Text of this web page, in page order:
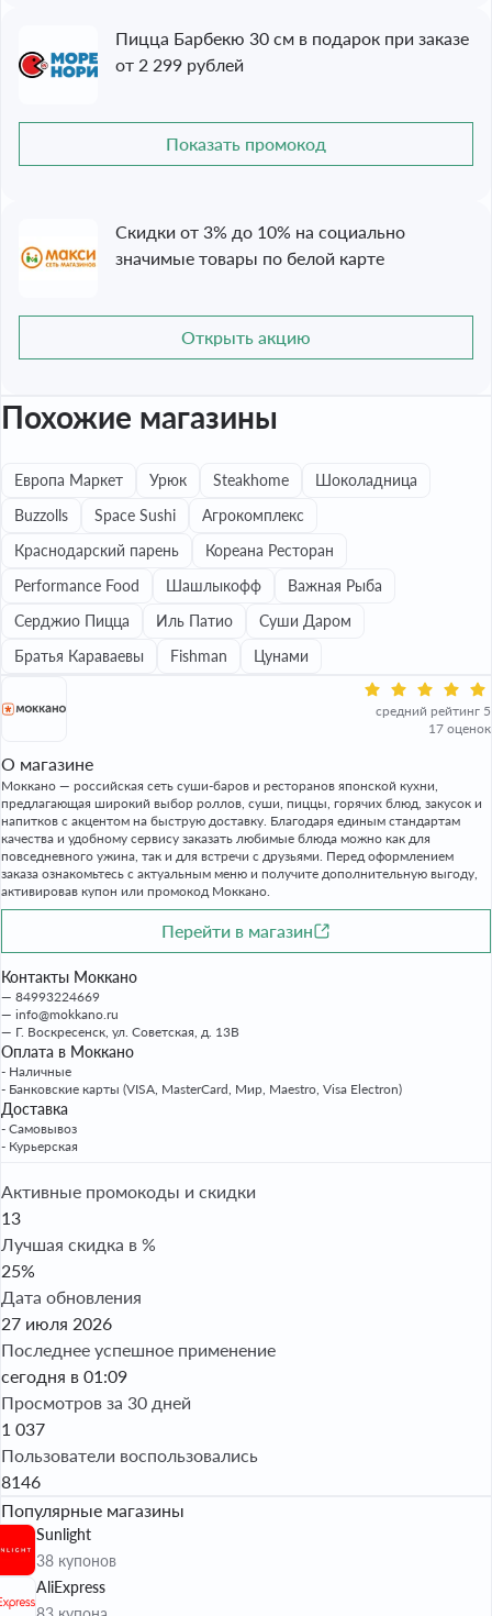
Пицца Барбекю 30 см в подарок при заказе
от 2 299 рублей
Показать промокод
Скидки от 3% до 10% на социально
значимые товары по белой карте
Открыть акцию
Похожие магазины
Европа Маркет Урюк Steakhome
Шоколадница
Buzzolls
Space Sushi
Агрокомплекс
Краснодарский парень
Кореана Ресторан
Performance Food
Шашлыкофф
Важная Рыба
Серджио Пицца
Иль Патио
Суши Даром
Братья Караваевы
Fishman Цунами
средний рейтинг 5
17 оценок
О магазине
Моккано — российская сеть суши-баров и ресторанов японской кухни,
предлагающая широкий выбор роллов, суши, пиццы, горячих блюд, закусок и
напитков с акцентом на быструю доставку. Благодаря единым стандартам
качества и удобному сервису заказать любимые блюда можно как для
повседневного ужина, так и для встречи с друзьями. Перед оформлением
заказа ознакомьтесь с актуальным меню и получите дополнительную выгоду,
активировав купон или промокод Моккано.
Перейти в магазин
Контакты Моккано
84993224669
info@mokkano.ru
Г. Воскресенск, ул. Советская, д. 13В
Оплата в Моккано
- Наличные
- Банковские карты (VISA, MasterCard, Мир, Maestro, Visa Electron)
Доставка
- Самовывоз
- Курьерская
Активные промокоды и скидки
13
Лучшая скидка в %
25%
Дата обновления
27 июля 2026
Последнее успешное применение
сегодня в 01:09
Просмотров за 30 дней
1 037
Пользователи воспользовались
8146
Популярные магазины
Sunlight
38 купонов
AliExpress